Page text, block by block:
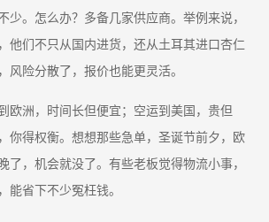
少。怎么办？多备几家供应商。举例来说，
他们不只从国内进货，还从土耳其进口杏仁
风险分散了，报价也能更灵活。
欧洲，时间长但便宜；空运到美国，贵但
你得权衡。想想那些急单，圣诞节前夕，欧
了，机会就没了。有些老板觉得物流小事，
能省下不少冤枉钱。